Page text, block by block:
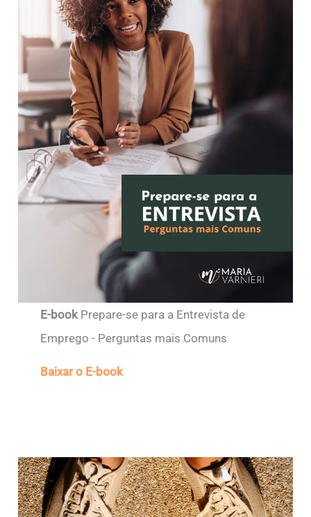
E-book Prepare-se para a Entrevista de
Emprego - Perguntas mais Comuns
Baixar o E-book